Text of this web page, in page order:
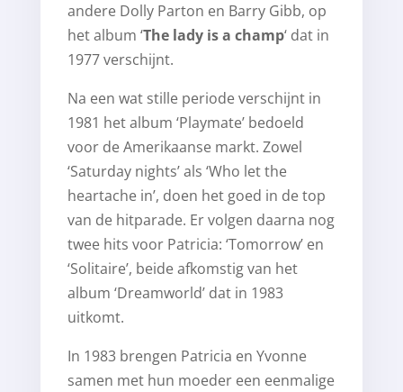
andere Dolly Parton en Barry Gibb, op
het album ‘The lady is a champ‘ dat in
1977 verschijnt.
Na een wat stille periode verschijnt in
1981 het album ‘Playmate’ bedoeld
voor de Amerikaanse markt. Zowel
‘Saturday nights’ als ‘Who let the
heartache in’, doen het goed in de top
van de hitparade. Er volgen daarna nog
twee hits voor Patricia: ‘Tomorrow’ en
‘Solitaire’, beide afkomstig van het
album ‘Dreamworld’ dat in 1983
uitkomt.
In 1983 brengen Patricia en Yvonne
samen met hun moeder een eenmalige